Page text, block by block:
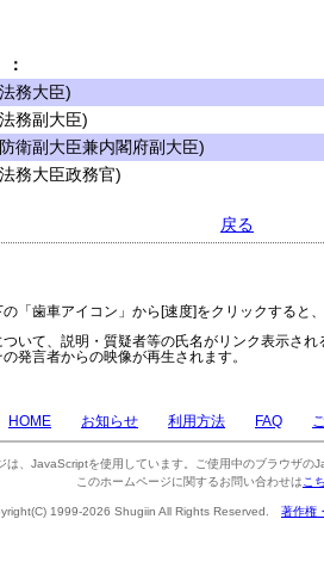
務大臣)
務副大臣)
衛副大臣兼内閣府副大臣)
務大臣政務官)
戻る
の「歯車アイコン」から[速度]をクリックすると
ついて、説明・質疑者等の氏名がリンク表示さ
発言者からの映像が再生されます。
HOME お知らせ 利用方法 FAQ
は、JavaScriptを使用しています。ご使用中のブラウザの
このホームページに関するお問い合わせは こ
1999-2026 Shugiin All Rights Reserved. 著作権